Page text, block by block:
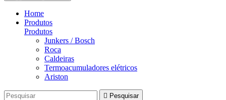
Home
Produtos
Produtos
Junkers / Bosch
Roca
Caldeiras
Termoacumuladores elétricos
Ariston
 Pesquisar